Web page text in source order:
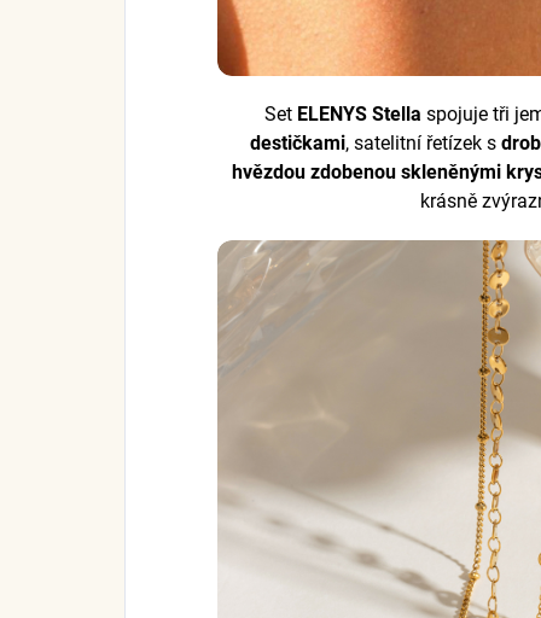
Set ELENYS Stella spojuje tři
destičkami, satelitní řetízek s
hvězdou zdobenou skleněnými
krásně